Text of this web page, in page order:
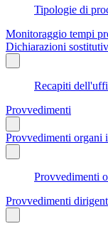
Tipologie di
Monitoraggio tempi
Dichiarazioni
Recapiti
Provvedimenti
Provvedimenti organi
Provvedimenti
Provvedimenti